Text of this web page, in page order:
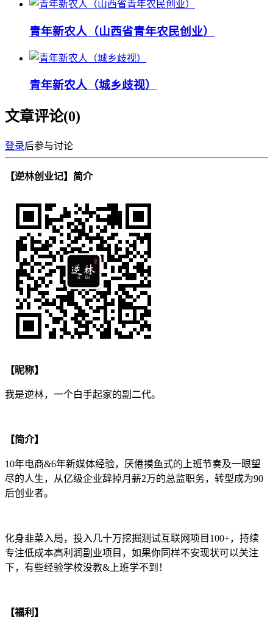
青年新农人（山西省青年农民创业）
青年新农人（城乡歧视）
文章评论(0)
登录后参与讨论
【逆林创业记】简介
【昵称】
我是逆林，一个白手起家的副二代。
【简介】
10年电商&6年新媒体经验，厌倦摸鱼式的上班节奏及一眼望
尽的人生，从亿级企业辞掉月薪2万的总监职务，转型成为90
后创业者。
化身韭菜入局，投入几十万挖掘测试互联网项目100+，持续
专注低成本高利润副业项目，如果你同样不安现状可以关注
下，有些经验学校没教&上班学不到！
【福利】